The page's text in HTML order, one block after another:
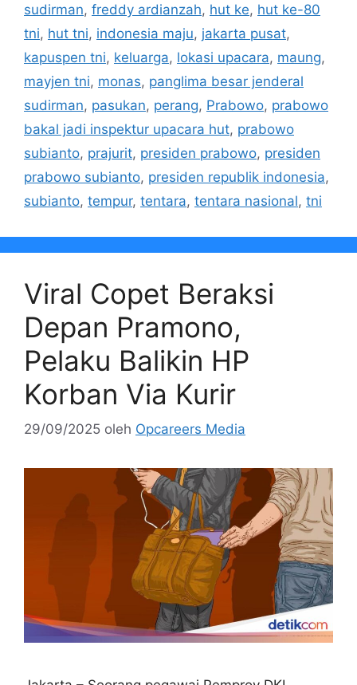
sudirman, freddy ardianzah, hut ke, hut ke-80
tni, hut tni, indonesia maju, jakarta pusat,
kapuspen tni, keluarga, lokasi upacara, maung,
mayjen tni, monas, panglima besar jenderal
sudirman, pasukan, perang, Prabowo, prabowo
bakal jadi inspektur upacara hut, prabowo
subianto, prajurit, presiden prabowo, presiden
prabowo subianto, presiden republik indonesia,
subianto, tempur, tentara, tentara nasional, tni
Viral Copet Beraksi
Depan Pramono,
Pelaku Balikin HP
Korban Via Kurir
29/09/2025 oleh Opcareers Media